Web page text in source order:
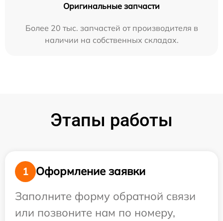
Оригинальные запчасти
Более 20 тыс. запчастей от производителя в
наличии на собственных складах.
Этапы работы
1
Оформление заявки
Заполните форму обратной связи
или позвоните нам по номеру,